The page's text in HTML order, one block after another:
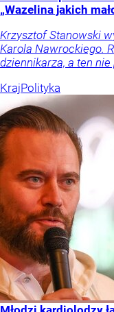
„Wazelina jakich
Krzysztof Stanowski
Karola Nawrockiego.
dziennikarza, a ten nie
KrajPolityka